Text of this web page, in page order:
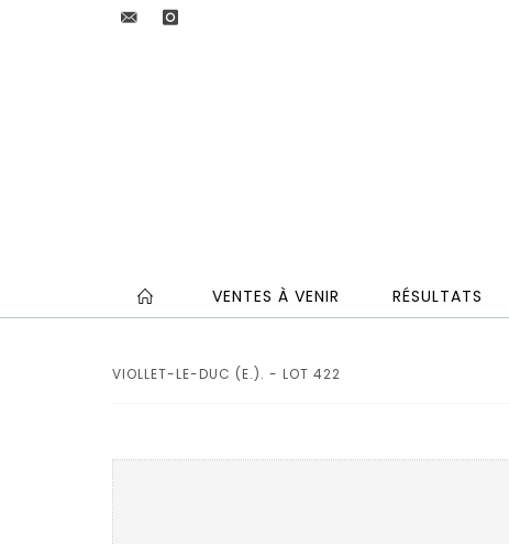
VENTES À VENIR RÉSULTATS
VIOLLET-LE-DUC (E.). - LOT 422